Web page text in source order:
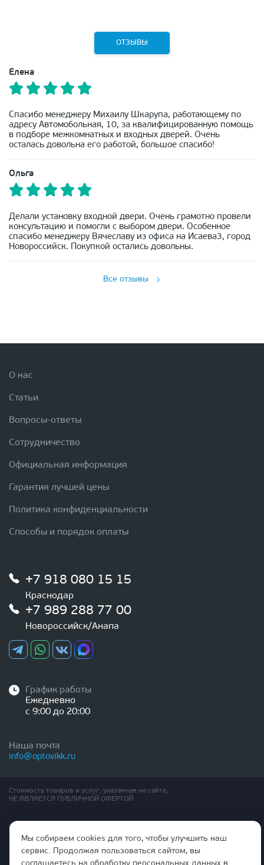
ОТЗЫВЫ
Елена
Спасибо менеджеру Михаилу Шкарупа, работающему по
адресу Автомобольная, 10, за квалифицированную помощь
в подборе межкомнатных и входных дверей. Очень
осталась довольна его работой, большое спасибо!
Ольга
Делали установку входной двери. Очень грамотно провели
консультацию и помогли с выбором двери. Особенное
спасибо менеджеру Вячеславу из офиса на Исаева3, город
Новороссийск. Покупкой остались довольны.
Все отзывы
О нас
Статьи
Вопросы-ответы
Сотрудничество
Официальная информация
Гарантия лучшей цены
Политика конфиденциальности
Способы и порядок оплаты
+7 918 080 15 15
Краснодар
+7 989 288 77 00
Новороссийск/Анапа
График работы
Ежедневно
с 9:00 до 20:00
Наша почта
info@optovikk.ru
Стоимость товаров и услуг, указанная на сайте,
НЕ ЯВЛЯЕТСЯ ПУБЛИЧНОЙ ОФЕРТОЙ
Правила эксплутации входных и межкомнатных дверей
Политика обработки персональных данных
Согласие на обработку персональных данных
Мы собираем cookies для того, чтобы улучшить наш
сервис. Продолжая пользоваться сайтом, вы
соглашаетесь на обработку персональных данных в